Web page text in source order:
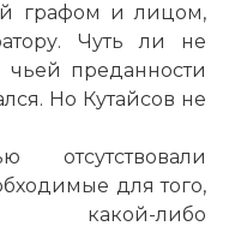
графом и лицом,
Чуть ли не
преданности
Но Кутайсов не
для того,
какой-либо